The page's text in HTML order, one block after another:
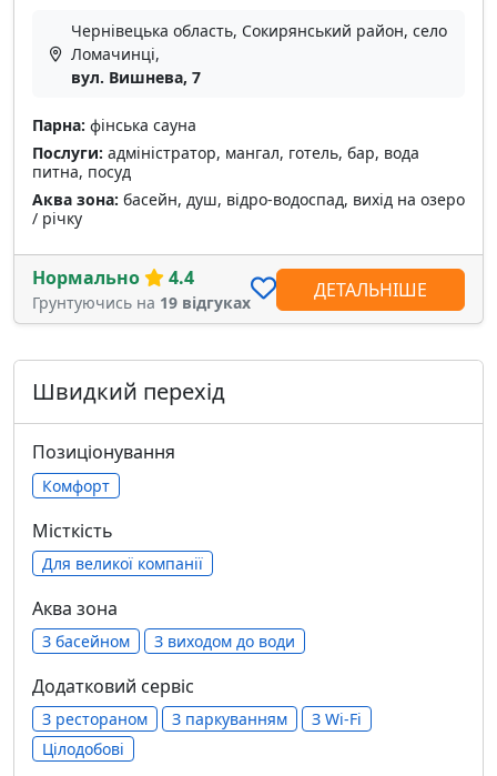
Чернівецька область, Сокирянський район, село
Ломачинці,
вул. Вишнева, 7
Парна: фінська сауна
Послуги: адміністратор, мангал, готель, бар, вода
питна, посуд
Аква зона: басейн, душ, відро-водоспад, вихід на озеро
/ річку
Нормально 4.4
Грунтуючись на 19 відгуках
ДЕТАЛЬНІШЕ
Швидкий перехід
Позиціонування
Комфорт
Місткість
Для великої компанії
Аква зона
З басейном З виходом до води
Додатковий сервіс
З рестораном З паркуванням
З Wi-Fi
Цілодобові